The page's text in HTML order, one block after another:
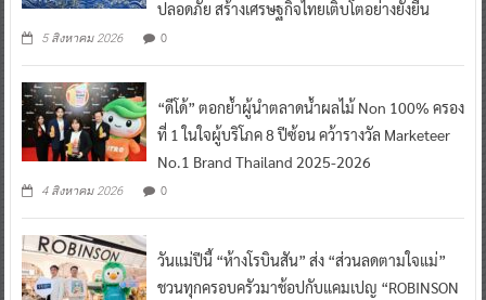
ปลอดภัย สร้างเศรษฐกิจไทยเติบโตอย่างยั่งยืน
5 สิงหาคม 2026 0
“ดีโด้” ตอกย้ำผู้นำตลาดน้ำผลไม้ Non 100% ครอง
ที่ 1 ในใจผู้บริโภค 8 ปีซ้อน คว้ารางวัล Marketeer
No.1 Brand Thailand 2025-2026
4 สิงหาคม 2026 0
วันแม่ปีนี้ “ห้างโรบินสัน” ส่ง “ส่วนลดตามใจแม่”
ชวนทุกครอบครัวมาช้อปกับแคมเปญ “ROBINSON